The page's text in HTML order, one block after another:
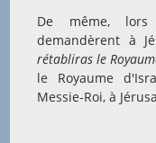
De même, lors
demandèrent à
rétabliras le
le Royaume
Messie-Roi, à